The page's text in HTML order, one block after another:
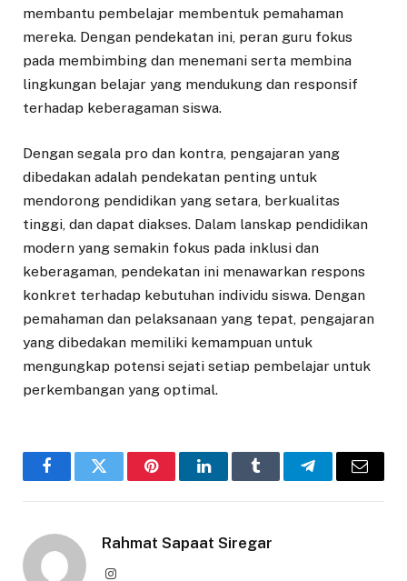
membantu pembelajar membentuk pemahaman
mereka. Dengan pendekatan ini, peran guru fokus
pada membimbing dan menemani serta membina
lingkungan belajar yang mendukung dan responsif
terhadap keberagaman siswa.
Dengan segala pro dan kontra, pengajaran yang
dibedakan adalah pendekatan penting untuk
mendorong pendidikan yang setara, berkualitas
tinggi, dan dapat diakses. Dalam lanskap pendidikan
modern yang semakin fokus pada inklusi dan
keberagaman, pendekatan ini menawarkan respons
konkret terhadap kebutuhan individu siswa. Dengan
pemahaman dan pelaksanaan yang tepat, pengajaran
yang dibedakan memiliki kemampuan untuk
mengungkap potensi sejati setiap pembelajar untuk
perkembangan yang optimal.
FacebookTwitter PinterestLinkedInTumblr TelegramEmail
Rahmat Sapaat Siregar
Instagram